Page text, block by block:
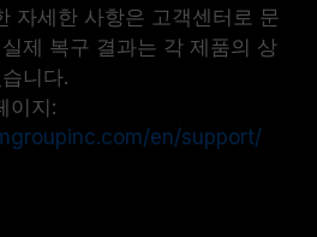
자세한 사항은 고객센터로 문
제 복구 결과는 각 제품의 상
니다.
이지:
en/support/